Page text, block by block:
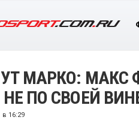
МАРКО: МАКС
ПО СВОЕЙ
в 16:29